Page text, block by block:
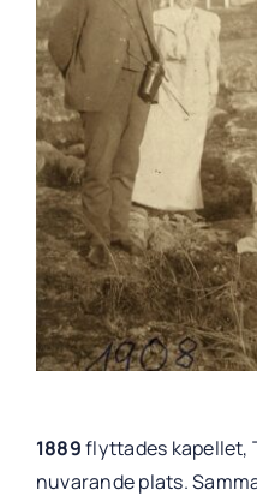
1889flyttades kapellet,
nuvarande plats.